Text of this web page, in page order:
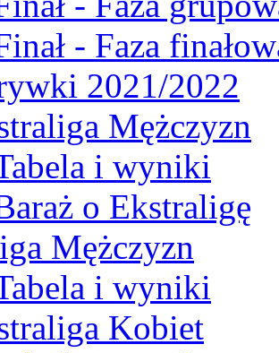
- Faza
2021/2022
Mężczyzn
i wyniki
o Ekstraligę
Mężczyzn
i wyniki
Kobiet